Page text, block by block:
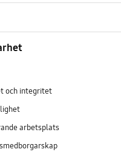
och integritet
arbetsplats